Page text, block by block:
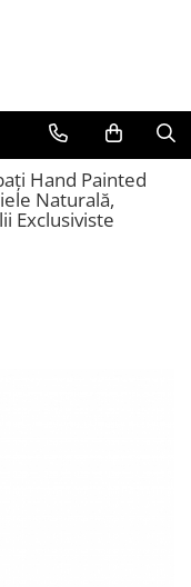
Hand Painted
Naturală,
Exclusiviste